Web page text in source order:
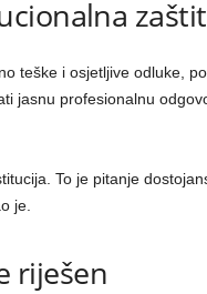
teške i osjetljive odluke,
jasnu profesionalnu
To je pitanje
je.
riješen